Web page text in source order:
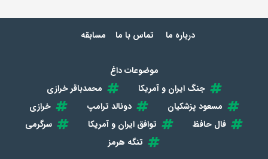
درباره ما تماس با ما مسابقه
موضوعات داغ
جنگ ایران و آمریکا
محمدباقر خرازی
مسعود پزشکیان
دونالد ترامپ
خرازی
فال حافظ
توافق ایران و آمریکا
سرگرمی
تنگه هرمز